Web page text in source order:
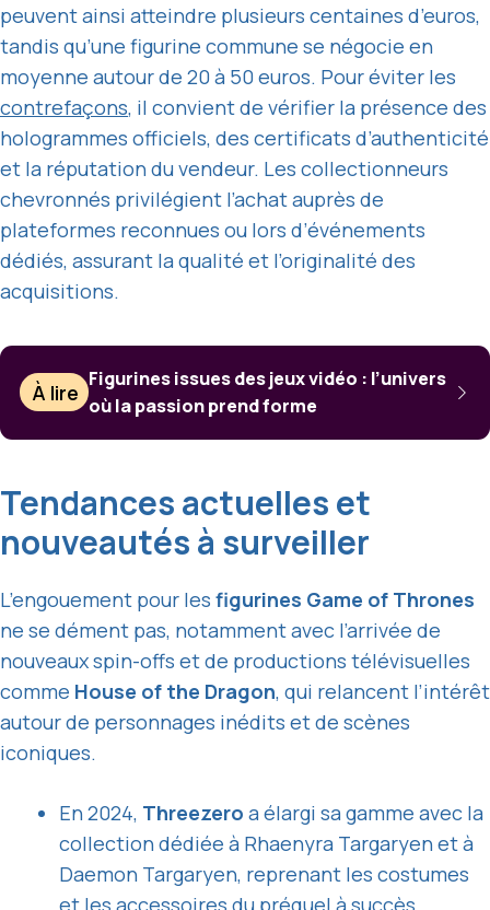
peuvent ainsi atteindre plusieurs centaines d’euros,
tandis qu’une figurine commune se négocie en
moyenne autour de 20 à 50 euros. Pour éviter les
contrefaçons, il convient de vérifier la présence des
hologrammes officiels, des certificats d’authenticité
et la réputation du vendeur. Les collectionneurs
chevronnés privilégient l’achat auprès de
plateformes reconnues ou lors d’événements
dédiés, assurant la qualité et l’originalité des
acquisitions.
À lire
Figurines issues des jeux vidéo : l’univers
où la passion prend forme
Tendances actuelles et
nouveautés à surveiller
L’engouement pour les figurines Game of Thrones
ne se dément pas, notamment avec l’arrivée de
nouveaux spin-offs et de productions télévisuelles
comme House of the Dragon, qui relancent l’intérêt
autour de personnages inédits et de scènes
iconiques.
En 2024, Threezero a élargi sa gamme avec la
collection dédiée à Rhaenyra Targaryen et à
Daemon Targaryen, reprenant les costumes
et les accessoires du préquel à succès.